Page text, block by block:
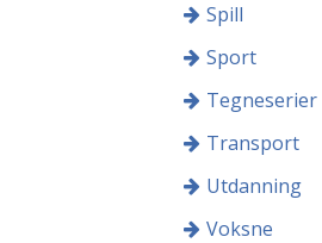
Spill
Sport
Tegneserier
Transport
Utdanning
Voksne